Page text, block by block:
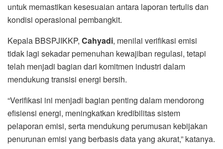
untuk memastikan kesesuaian antara laporan tertulis dan
kondisi operasional pembangkit.
Kepala BBSPJIKKP, Cahyadi, menilai verifikasi emisi
tidak lagi sekadar pemenuhan kewajiban regulasi, tetapi
telah menjadi bagian dari komitmen industri dalam
mendukung transisi energi bersih.
“Verifikasi ini menjadi bagian penting dalam mendorong
efisiensi energi, meningkatkan kredibilitas sistem
pelaporan emisi, serta mendukung perumusan kebijakan
penurunan emisi yang berbasis data yang akurat,” katanya.